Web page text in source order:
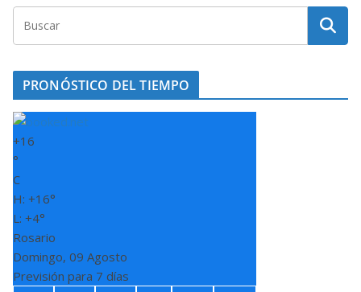
PRONÓSTICO DEL TIEMPO
+16
°
C
H: +16°
L: +4°
Rosario
Domingo, 09 Agosto
Previsión para 7 días